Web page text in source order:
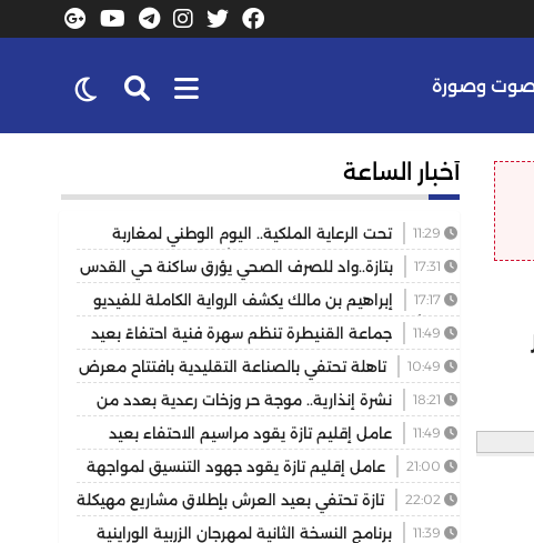
وصورة
أخبار الساعة
11:29
تحت الرعاية الملكية.. اليوم الوطني لمغاربة
العالم يكرس دور الجالية في خدمة أوراش 2030
17:31
بتازة..واد للصرف الصحي يؤرق ساكنة حي القدس
والمسيرة 2 ويهدد الصحة العامة
17:17
إبراهيم بن مالك يكشف الرواية الكاملة للفيديو
الذي أشعل مواقع التواصل
11:49
جماعة القنيطرة تنظم سهرة فنية احتفاءً بعيد
العرش المجيد
10:49
تاهلة تحتفي بالصناعة التقليدية بافتتاح معرض
للمنتوجات المحلية بمشاركة عارضين من مختلف جهات
المملكة
18:21
نشرة إنذارية.. موجة حر وزخات رعدية بعدد من
مناطق المملكة
11:49
عامل إقليم تازة يقود مراسيم الاحتفاء بعيد
العرش ويكرم موظفين بتوشيحات ملكية
21:00
عامل إقليم تازة يقود جهود التنسيق لمواجهة
حريق غابوي بتغزراتين
22:02
تازة تحتفي بعيد العرش بإطلاق مشاريع مهيكلة
تعزز التنمية المجالية
11:39
برنامج النسخة الثانية لمهرجان الزربية الوراينية